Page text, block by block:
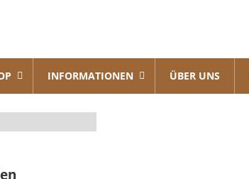
INFORMATIONEN ÜBER UNS